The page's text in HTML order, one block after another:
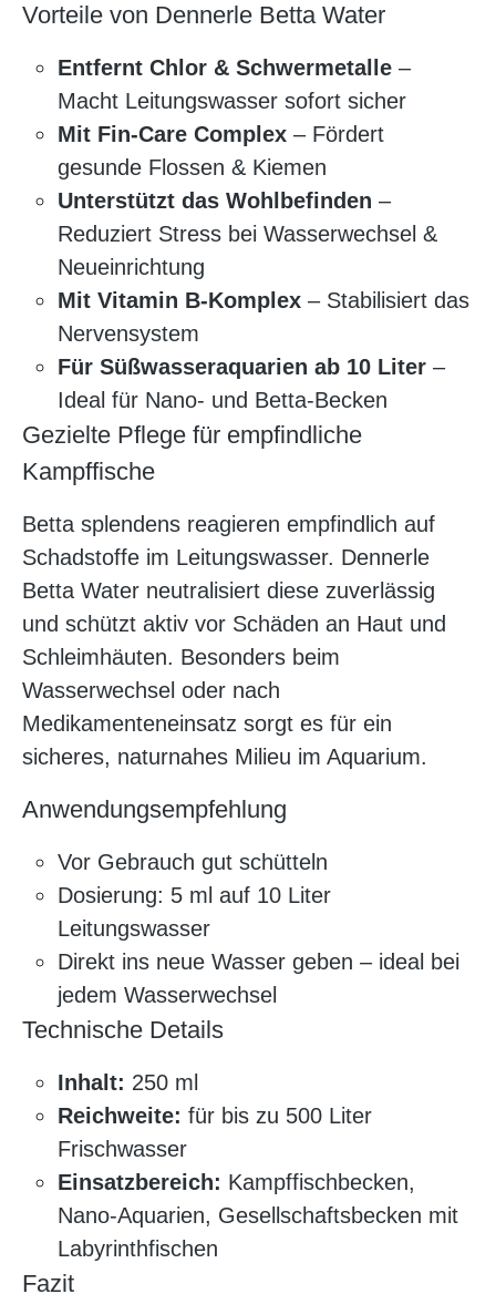
Vorteile von Dennerle Betta Water
Entfernt Chlor & Schwermetalle –
Macht Leitungswasser sofort sicher
Mit Fin-Care Complex – Fördert
gesunde Flossen & Kiemen
Unterstützt das Wohlbefinden –
Reduziert Stress bei Wasserwechsel &
Neueinrichtung
Mit Vitamin B-Komplex – Stabilisiert das
Nervensystem
Für Süßwasseraquarien ab 10 Liter –
Ideal für Nano- und Betta-Becken
Gezielte Pflege für empfindliche
Kampffische
Betta splendens reagieren empfindlich auf
Schadstoffe im Leitungswasser. Dennerle
Betta Water neutralisiert diese zuverlässig
und schützt aktiv vor Schäden an Haut und
Schleimhäuten. Besonders beim
Wasserwechsel oder nach
Medikamenteneinsatz sorgt es für ein
sicheres, naturnahes Milieu im Aquarium.
Anwendungsempfehlung
Vor Gebrauch gut schütteln
Dosierung: 5 ml auf 10 Liter
Leitungswasser
Direkt ins neue Wasser geben – ideal bei
jedem Wasserwechsel
Technische Details
Inhalt: 250 ml
Reichweite: für bis zu 500 Liter
Frischwasser
Einsatzbereich: Kampffischbecken,
Nano-Aquarien, Gesellschaftsbecken mit
Labyrinthfischen
Fazit